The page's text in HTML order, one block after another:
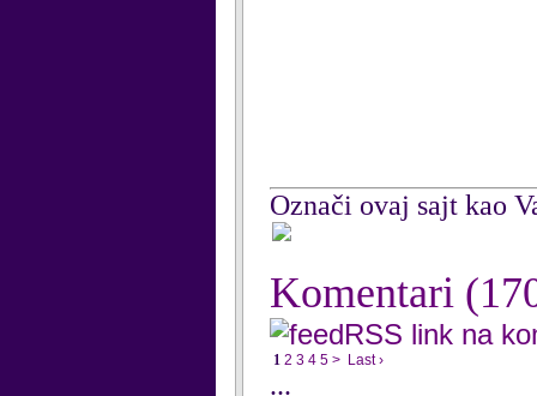
Označi ovaj sajt kao
Komentari
RSS link na
1 2 3 4 5 > Last ›
...